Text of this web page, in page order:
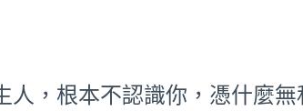
人，根本不認識你，憑什麼無